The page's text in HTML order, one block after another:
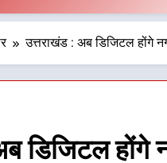
उत्तराखंड : अब डिजिटल होंगे
डिजिटल होंगे